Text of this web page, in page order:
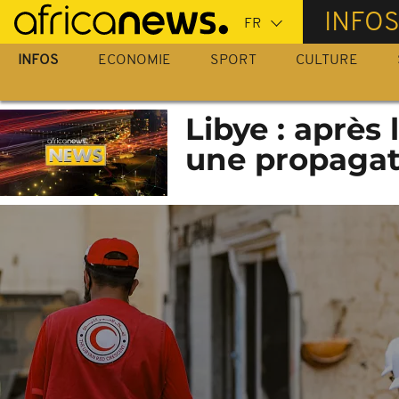
Passer
au
contenu
INFOS
INFOS ECONOMIE SPORT CULTURE
Libye :
une